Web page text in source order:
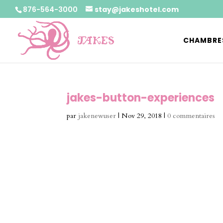
876-564-3000 stay@jakeshotel.com
jakes-button-experiences
par jakenewuser |Nov 29, 2018 |0 commentaires